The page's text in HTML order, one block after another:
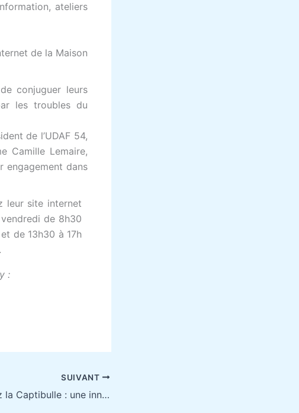
ateliers
de la Maison
conjuguer leurs
les troubles du
de l’UDAF 54,
Camille Lemaire,
engagement dans
leur site internet
de 8h30
de 13h30 à 17h
:
SUIVANT
Découvrez la Captibulle : une innovation primée pour améliorer la concentration